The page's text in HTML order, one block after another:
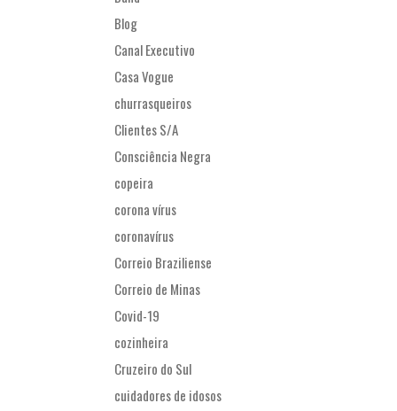
Blog
Canal Executivo
Casa Vogue
churrasqueiros
Clientes S/A
Consciência Negra
copeira
corona vírus
coronavírus
Correio Braziliense
Correio de Minas
Covid-19
cozinheira
Cruzeiro do Sul
cuidadores de idosos